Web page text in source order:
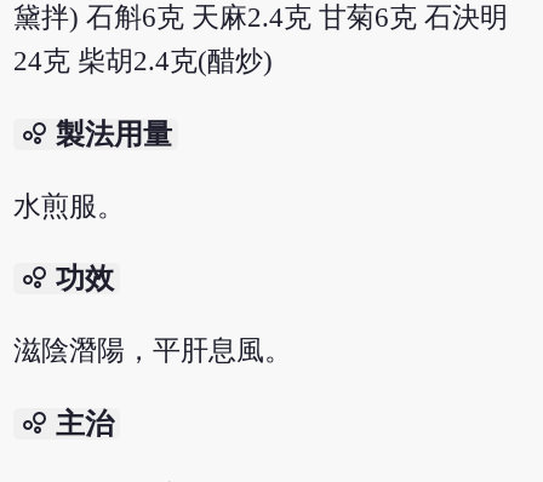
黛拌) 石斛6克 天麻2.4克 甘菊6克 石決明
24克 柴胡2.4克(醋炒)
bubble_chart 製法用量
水煎服。
bubble_chart 功效
滋陰潛陽，平肝息風。
bubble_chart 主治